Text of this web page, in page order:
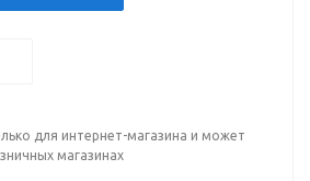
для интернет-магазина и может
магазинах